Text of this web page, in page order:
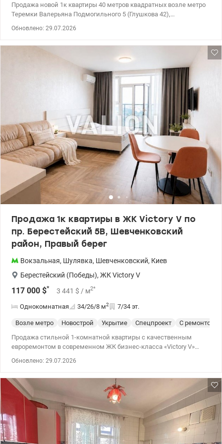
Продажа новой 1к квартиры 40 метров квадратных возле метро
Теремки Валерьяна Подмогильного 5 (Глушкова 42),
Авеню 42, закрытая территория с охраной - зеленый и обжитый
Голосеевский район - рядом с лесом, территория озеленена -
дом сдан в эксплуатацию, присвоен адрес, ключи на руках.
Общая площадь квартиры: 39,67кв. м., кухня-гостиная: 10.18 кв.м,
комната: 15.55 кв.м, высота потолков: 2,7 м, прихожая: 5.82 кв.м.,
санузел совместный: 6.4 кв.м. Безопасный и комфортный 9
этаж, 2 секция. 3 лифта Счетчики на воду, отопление и свет,
установлены радиаторы, качественная входная дверь,
панорамные окна с двойным стеклопакетом, отопление
централизованное придомовая парковка Рядом ТРЦ
Республика, два Эпицентра, Магеллан, Метро, Феофания,
Голосеевский парк. Супермаркет Велика Кишеня и Одесский
рынок. Рядом с домом находятся детские сады и школы.
Строится паркинг. Цена: 62000у.е. без % Тел. 063-978-83-80, Ольга.
valion.ua/1154822
Обновлено: 29.07.2026
Продажа 1к квартиры в ЖК Victоry V по
пр. Берестейский 5В, Шевченковский
район, Правый берег
Вокзальная, Шулявка, Шевченковский, Киев
Берестейский (Победы), ЖК Victory V
117 000 $* 3 441 $ / м2*
Однокомнатная 34/26/8 м2 7/34 эт.
Возле метро Новострой Укрытие Спецпроект
С ремонтом
Продажа стильной 1-комнатной квартиры с качественным
евроремонтом в современном ЖК бизнес-класса «Victоry V»
огромным спросом среди арендаторов). Расположение на 7-м
этаже. Главные преимущества квартиры: Состояние: Выполнен
современный евроремонт с использованием надежных
материалов Параметры: Общая площадь 34 м.кв, находится на
7/34 этаже. В здании установлены скоростные бесшумные
лифты. Экономичность: Небольшие коммунальные платежи
благодаря энергоэффективности дома и индивидуальным
Обновлено: 29.07.2026